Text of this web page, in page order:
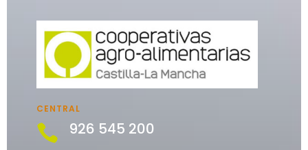
CENTRAL
 926 545 200